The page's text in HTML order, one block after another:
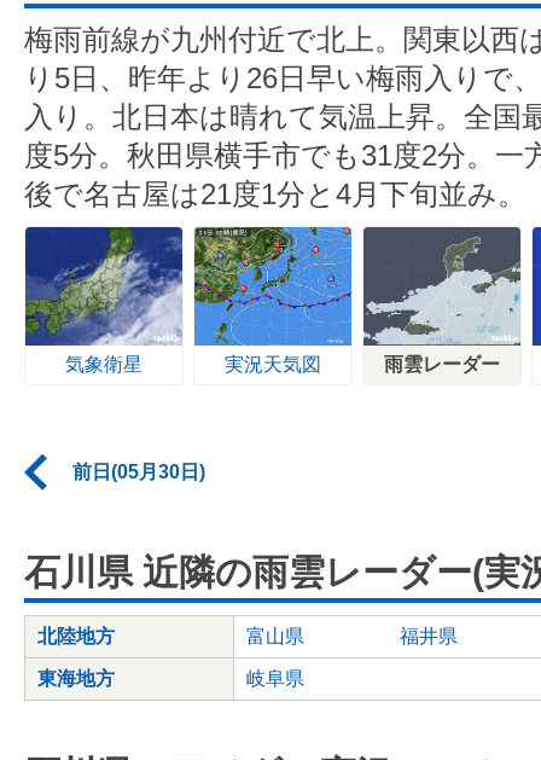
梅雨前線が九州付近で北上。関東以西
り5日、昨年より26日早い梅雨入りで
入り。北日本は晴れて気温上昇。全国
度5分。秋田県横手市でも31度2分。一
後で名古屋は21度1分と4月下旬並み。
気象衛星 実況天気図 雨雲レーダー
前日(05月30日)
石川県 近隣の雨雲レーダー(実
北陸地方 富山県 福井県
東海地方 岐阜県